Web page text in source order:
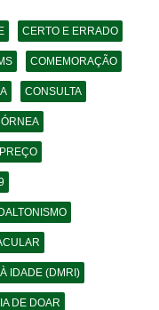
CERTO E ERRADO
COMEMORAÇÃO
CONSULTA
DALTONISMO
IDADE (DMRI)
DE DOAR